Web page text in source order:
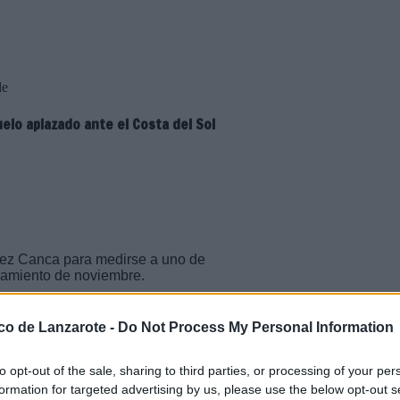
de Lanzarote - Do Not Process My Personal Information
opt-out of the sale, sharing to third parties, or processing of your
for targeted advertising by us, please use the below opt-out
aplazado ante el Costa del Sol
Canca para medirse a uno de
de noviembre.
este miércoles 7 de enero, a
aplazado de la jornada 9 de la
José Luis Pérez Canca.
el retraso de varias horas
sin que pudiera